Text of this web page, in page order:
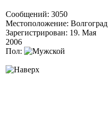
Сообщений: 3050
Местоположение: Волгоград
Зарегистрирован: 19. Мая
2006
Пол: